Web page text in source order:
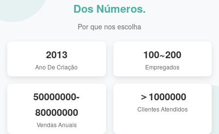
Dos Números.
Por que nos escolha
2013
Ano De Criação
100~200
Empregados
50000000-
80000000
Vendas Anuais
＞1000000
Clientes Atendidos